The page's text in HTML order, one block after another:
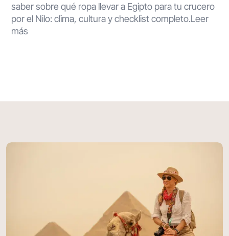
saber sobre qué ropa llevar a Egipto para tu crucero
por el Nilo: clima, cultura y checklist completo.Leer
más